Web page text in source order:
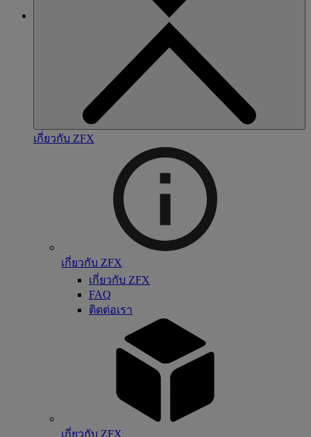
เกี่ยวกับ ZFX
เกี่ยวกับ ZFX
เกี่ยวกับ ZFX
FAQ
ติดต่อเรา
เกี่ยวกับ ZFX